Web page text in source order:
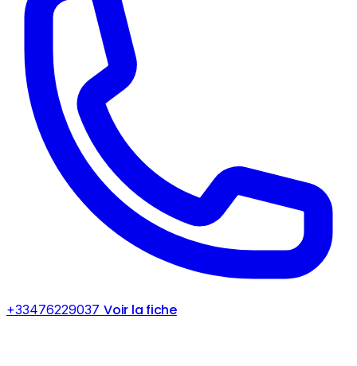
+33476229037 Voir la fiche